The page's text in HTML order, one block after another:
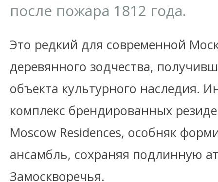
после пожара 1812 года.
Это редкий для современной
деревянного зодчества,
объекта культурного наследия.
комплекс брендированных
Moscow Residences, особняк
ансамбль, сохраняя подлинную
Замоскворечья.